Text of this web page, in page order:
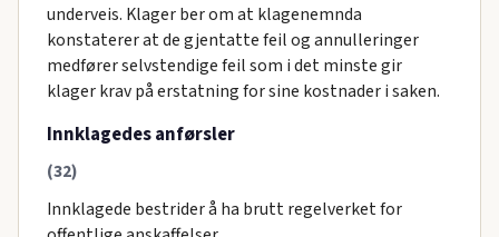
underveis. Klager ber om at klagenemnda
konstaterer at de gjentatte feil og annulleringer
medfører selvstendige feil som i det minste gir
klager krav på erstatning for sine kostnader i saken.
Innklagedes anførsler
(32)
Innklagede bestrider å ha brutt regelverket for